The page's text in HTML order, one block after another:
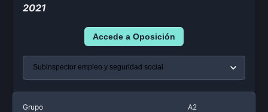
2021
Accede a Oposición
Grupo
A2